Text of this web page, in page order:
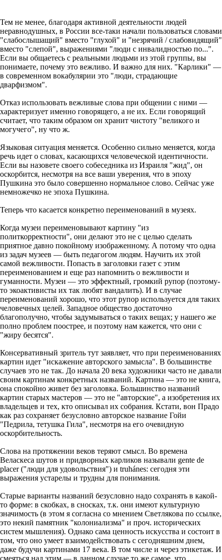
Тем не менее, благодаря активной деятельности людей
неравнодушных, в России все-таки начали пользоваться словами
"слабослышащий" вместо "глухой" и "незрячий / слабовидящий"
вместо "слепой", выражениями "люди с инвалидностью по...".
Если вы общаетесь с реальными людьми из этой группы, вы
понимаете, почему это вежливо. И важно для них. "Карлики" —
в современном вокабулярии это "люди, страдающие
дварфизмом".
Отказ использовать вежливые слова при общении с ними —
характеризует именно говорящего, а не их. Если говорящий
считает, что таким образом он хранит чистоту "великого и
могучего", ну что ж.
Языковая ситуация меняется. Особенно сильно меняется, когда
речь идет о словах, касающихся человеческой идентичности.
Если вы назовете своего собеседника из Израиля "жид", он
оскорбится, несмотря на все ваши уверения, что в эпоху
Пушкина это было совершенно нормальное слово. Сейчас уже
немножечко не эпоха Пушкина.
Теперь что касается конкретно переименований в музеях.
Когда музеи переименовывают картину "из
политкорректности", они делают это не с целью сделать
приятное давно покойному изображенному. А потому что одна
из задач музеев — быть педагогом людям. Научить их этой
самой вежливости. Попасть в заголовки газет с этим
переименованием и еще раз напомнить о вежливости и
гуманности. Музеи — это эффектный, громкий рупор (поэтому-
то экоактивисты их так любят вандалить). И в случае
переименований хорошо, что этот рупор используется для таких
человечных целей. Западное общество достаточно
благополучно, чтобы задумываться о таких вещах; у нашего же
полно проблем поострее, и поэтому нам кажется, что они с
"жиру бесятся".
Консервативный зритель тут заявляет, что при переименованиях
картин идет "искажение авторского замысла". В большинстве
случаев это не так. До начала 20 века художники часто не давали
своим картинам конкретных названий. Картина — это не книга,
она спокойно живет без заголовка. Большинство названий
картин старых мастеров — это не "авторские", а изобретения их
владельцев и тех, кто описывал их собрания. Кстати, вон Прадо
как раз сохраняет безусловно авторское название Гойи
"Педрила, тетушка Гила", несмотря на его очевидную
оскорбительность.
Слова на протяжении веков теряют смысл. Во времена
Веласкеса шутов и придворных карликов называли gente de
placer ("люди для удовольствия") и truhánes: сегодня эти
выражения устарелы и трудны для понимания.
Старые варианты названий безусловно надо сохранять в какой-
то форме: в скобках, в сносках, т.к. они имеют культурную
значимость (в этом я согласна со мнением Светлякова по ссылке,
это некий памятник "колониализма" и проч. исторических
систем мышления). Однако сама ценность искусства и состоит в
том, что оно умеет взаимодействовать с сегодняшним днем,
даже будучи картинами 17 века. В том числе и через этикетаж. И
смеяться над этим — в данном случае то же самое, что